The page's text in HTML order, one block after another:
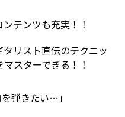
テンツも充実！！
リスト直伝のテクニッ
スターできる！！
弾きたい…」